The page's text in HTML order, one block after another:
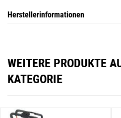
Herstellerinformationen
WEITERE PRODUKTE
KATEGORIE